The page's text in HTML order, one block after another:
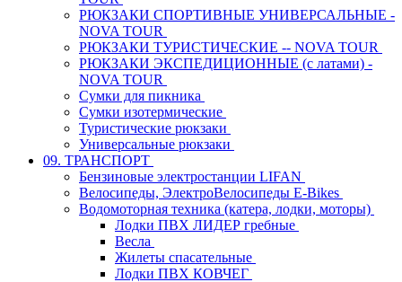
РЮКЗАКИ СПОРТИВНЫЕ УНИВЕРСАЛЬНЫЕ -
NOVA TOUR
РЮКЗАКИ ТУРИСТИЧЕСКИЕ -- NOVA TOUR
РЮКЗАКИ ЭКСПЕДИЦИОННЫЕ (с латами) -
NOVA TOUR
Сумки для пикника
Сумки изотермические
Туристические рюкзаки
Универсальные рюкзаки
09. ТРАНСПОРТ
Бензиновые электростанции LIFAN
Велосипеды, ЭлектроВелосипеды E-Bikes
Водомоторная техника (катера, лодки, моторы)
Лодки ПВХ ЛИДЕР гребные
Весла
Жилеты спасательные
Лодки ПВХ КОВЧЕГ